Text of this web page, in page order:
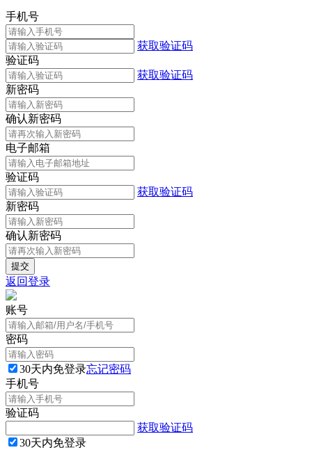
手机号
获取验证码
验证码
获取验证码
新密码
确认新密码
电子邮箱
验证码
获取验证码
新密码
确认新密码
返回登录
账号
密码
30天内免登录忘记密码
手机号
验证码
获取验证码
30天内免登录